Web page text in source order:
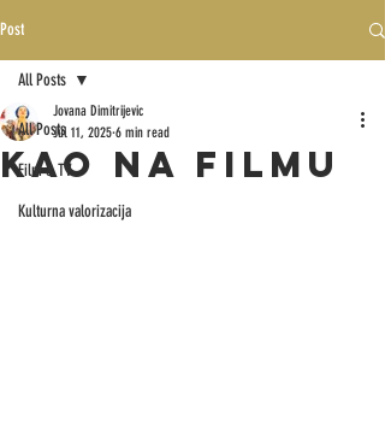
Post
All Posts
Film & TV
Kulturna valorizacija
All Posts
KAO NA FILMU
Jovana Dimitrijevic
Jul 11, 2025 6 min read